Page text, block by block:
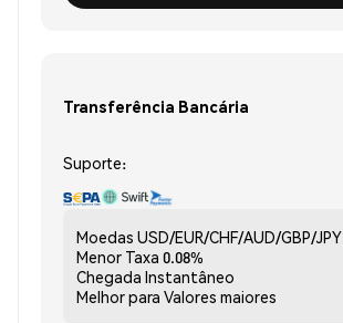
Transferência Bancária
Suporte:
Moedas USD/EUR/CHF/AUD/GBP/JPY
Menor Taxa 0.08%
Chegada Instantâneo
Melhor para Valores maiores